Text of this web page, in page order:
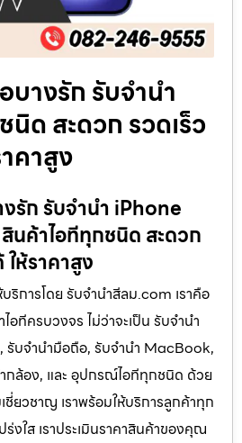
างรัก รับจำนำ
ด สะดวก รวดเร็ว
คาสูง
รัก รับจำนำ iPhone
นค้าไอทีทุกชนิด สะดวก
ให้ราคาสูง
ริการโดย รับจํานําสีลม.com เราคือ
อทีครบวงจร ไม่ว่าจะเป็น รับจำนำ
รับจำนำมือถือ, รับจำนำ MacBook,
กล้อง, และ อุปกรณ์ไอทีทุกชนิด ด้วย
ชี่ยวชาญ เราพร้อมให้บริการลูกค้าทุก
งใส เราประเมินราคาสินค้าของคุณ